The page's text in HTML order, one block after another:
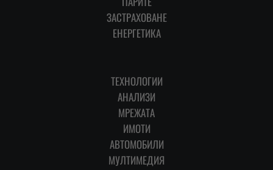
ЗАСТРАХОВАНЕ
ЕНЕРГЕТИКА
ТЕХНОЛОГИИ
АНАЛИЗИ
МРЕЖАТА
ИМОТИ
АВТОМОБИЛИ
МУЛТИМЕДИЯ